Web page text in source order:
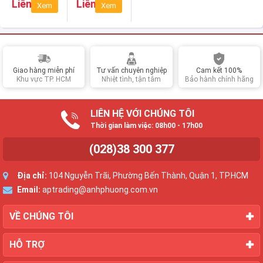
Mang cả
nhà
Liên hệ
Xem
đắm trong
giải trí như
Liên hệ
Xem
Giao hàng miễn phí
Khu vực TP. HCM
Tư vấn chuyên nghiệp
Nhiệt tình, tận tâm
Cam kết 100%
Bảo hành chính hãng
LIÊN HỆ VỚI CHÚNG TÔI
Thời gian làm việc: 08h00 - 17h00
(028)38 300 377
Địa chỉ: 104 Nguyễn Trãi, Phường Bến Thành, Quận 1, TP.HCM
Email: aptrading@anhphuong.com.vn
VỀ CHÚNG TÔI
HỖ TRỢ